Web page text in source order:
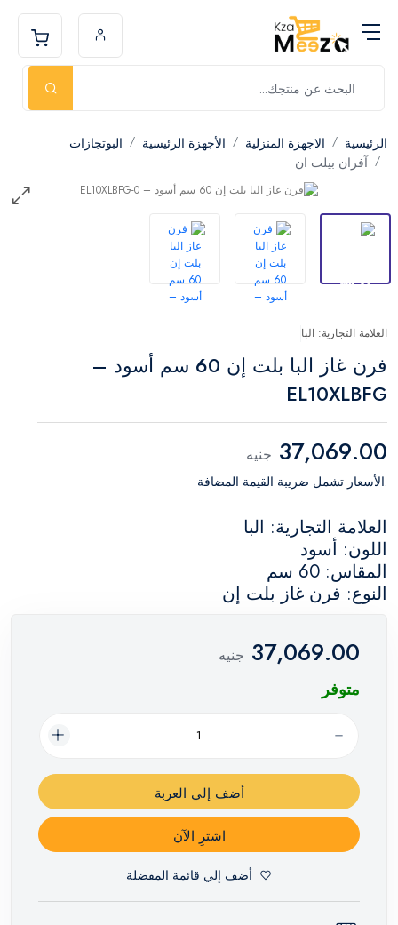
الرئيسية الاجهزة المنزلية الأجهزة الرئيسية
البوتجازات
آفران بيلت ان
العلامة التجارية: البا
فرن غاز البا بلت إن 60 سم أسود –
EL10XLBFG
37,069.00 جنيه
.الأسعار تشمل ضريبة القيمة المضافة
العلامة التجارية: البا
اللون: أسود
المقاس: 60 سم
النوع: فرن غاز بلت إن
37,069.00 جنيه
متوفر
أضف إلي العربة
اشترِ الآن
أضف إلي قائمة المفضلة